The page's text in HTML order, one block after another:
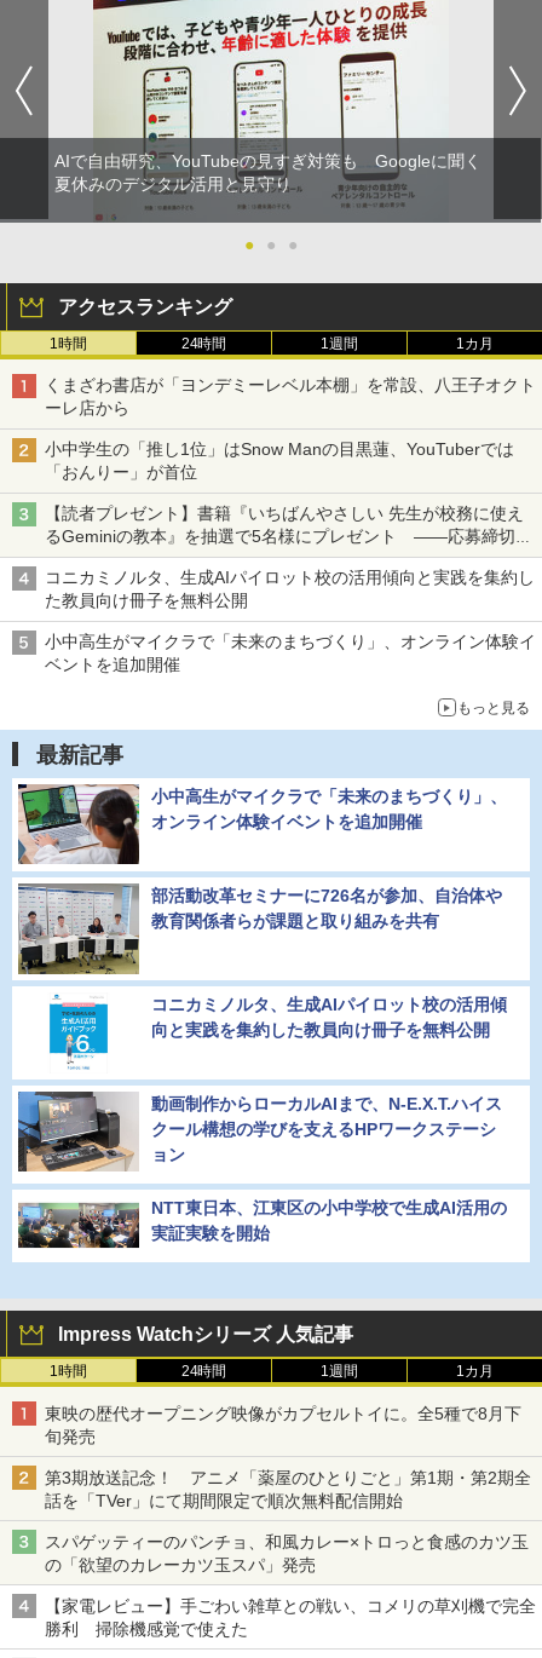
AIで自由研究、YouTubeの見すぎ対策も Googleに聞く
夏休みのデジタル活用と見守り
● ● ●
アクセスランキング
1時間 24時間 1週間 1カ月
くまざわ書店が「ヨンデミーレベル本棚」を常設、八王子オクト
ーレ店から
小中学生の「推し1位」はSnow Manの目黒蓮、YouTuberでは
「おんりー」が首位
【読者プレゼント】書籍『いちばんやさしい 先生が校務に使え
るGeminiの教本』を抽選で5名様にプレゼント ――応募締切は
2026年8月12日（水）まで
コニカミノルタ、生成AIパイロット校の活用傾向と実践を集約し
た教員向け冊子を無料公開
小中高生がマイクラで「未来のまちづくり」、オンライン体験イ
ベントを追加開催
もっと見る
最新記事
小中高生がマイクラで「未来のまちづくり」、
オンライン体験イベントを追加開催
部活動改革セミナーに726名が参加、自治体や
教育関係者らが課題と取り組みを共有
コニカミノルタ、生成AIパイロット校の活用傾
向と実践を集約した教員向け冊子を無料公開
動画制作からローカルAIまで、N-E.X.T.ハイス
クール構想の学びを支えるHPワークステーシ
ョン
NTT東日本、江東区の小中学校で生成AI活用の
実証実験を開始
Impress Watchシリーズ 人気記事
1時間 24時間 1週間 1カ月
東映の歴代オープニング映像がカプセルトイに。全5種で8月下
旬発売
第3期放送記念！ アニメ「薬屋のひとりごと」第1期・第2期全
話を「TVer」にて期間限定で順次無料配信開始
スパゲッティーのパンチョ、和風カレー×トロっと食感のカツ玉
の「欲望のカレーカツ玉スパ」発売
【家電レビュー】手ごわい雑草との戦い、コメリの草刈機で完全
勝利 掃除機感覚で使えた